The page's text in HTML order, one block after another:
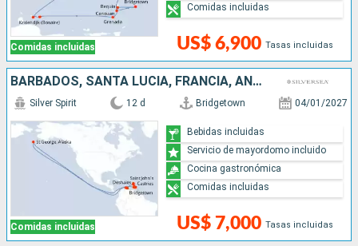
Comidas incluidas US$ 6,900 Tasas incluidas
Comidas incluidas
BARBADOS, SANTA LUCIA, FRANCIA, ANTIGUA Y BARBUDA, ARUBA, GRENADA, SAN VINCENT Y LAS GRANADINAS
Comidas incluidas
Silver Spirit 12 d Bridgetown 04/01/2027
US$ 7,000 Tasas incluidas
Bebidas incluidas
Servicio de mayordomo incluido
Cocina gastronómica
Comidas incluidas